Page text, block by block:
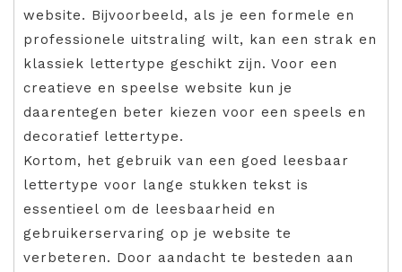
website. Bijvoorbeeld, als je een formele en
professionele uitstraling wilt, kan een strak en
klassiek lettertype geschikt zijn. Voor een
creatieve en speelse website kun je
daarentegen beter kiezen voor een speels en
decoratief lettertype.
Kortom, het gebruik van een goed leesbaar
lettertype voor lange stukken tekst is
essentieel om de leesbaarheid en
gebruikerservaring op je website te
verbeteren. Door aandacht te besteden aan